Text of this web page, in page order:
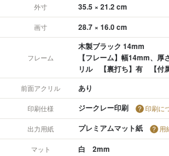
外寸 35.5 × 21.2 cm
画寸 28.7 × 16.0 cm
フレーム
木製ブラック 14mm
【フレーム】幅14mm、
リル 【裏打ち】有 【付
前面アクリル あり
印刷仕様 ジークレー印刷 印刷に
出力用紙 プレミアムマット紙 用
マット 白 2mm